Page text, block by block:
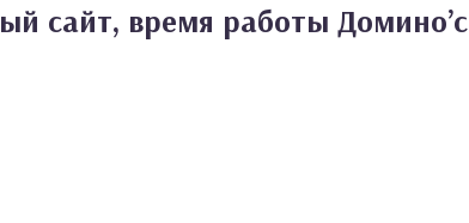
сайт, время работы Домино’с